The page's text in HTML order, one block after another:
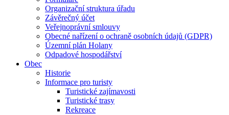
Organizační struktura úřadu
Závěrečný účet
Veřejnoprávní smlouvy
Obecné nařízení o ochraně osobních údajů (GDPR)
Územní plán Holany
Odpadové hospodářství
Obec
Historie
Informace pro turisty
Turistické zajímavosti
Turistické trasy
Rekreace